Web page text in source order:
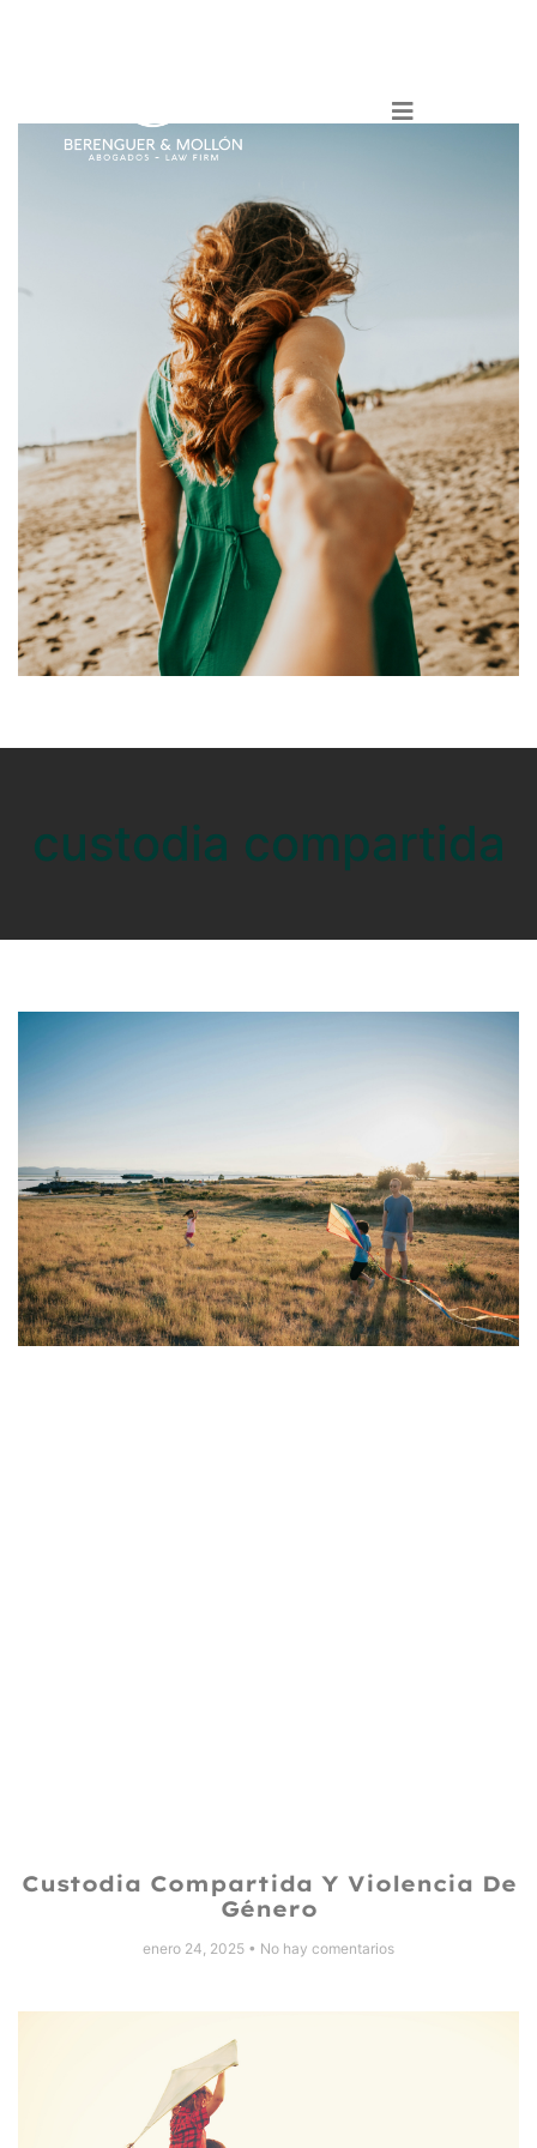
custodia compartida
Custodia Compartida Y Violencia De
Género
enero 24, 2025 No hay comentarios